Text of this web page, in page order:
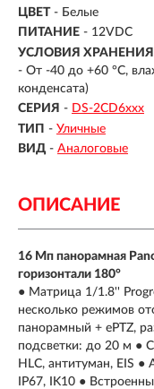
ЦВЕТ - Белые
ПИТАНИЕ - 12VDC
УСЛОВИЯ ХРАНЕНИЯ
- От -40 до +60 °C,
конденсата)
СЕРИЯ - DS-2CD6ххх
ТИП - Уличные
ВИД - Аналоговые
ОПИСАНИЕ
16 Мп панорамная
горизонтали 180°
● Матрица 1/1.8''
несколько режимов
панорамный + ePTZ,
подсветки: до 20 м ●
HLC, антитуман, EIS
IP67, IK10 ●